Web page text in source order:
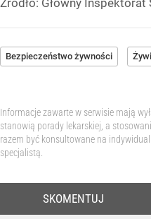
Bezpieczeństwo żywności
Informacje zawarte w serwisie mają
stanowią porady lekarskiej, a
razem być konsultowane na
specjalistą.
SKOMENTUJ